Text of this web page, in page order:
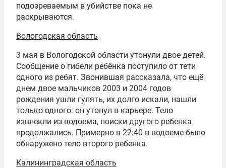
подозреваемым в убийстве пока не
раскрываются.
Вологодская область
3 мая в Вологодской области утонули двое детей.
Сообщение о гибели ребёнка поступило от тети
одного из ребят. Звонившая рассказала, что ещё
днем двое мальчиков 2003 и 2004 годов
рождения ушли гулять, их долго искали, нашли
только одного: он утонул в карьере. Тело
извлекли из водоема, поиски другого ребенка
продолжались. Примерно в 22:40 в водоеме было
обнаружено тело второго ребенка.
Калининградская область